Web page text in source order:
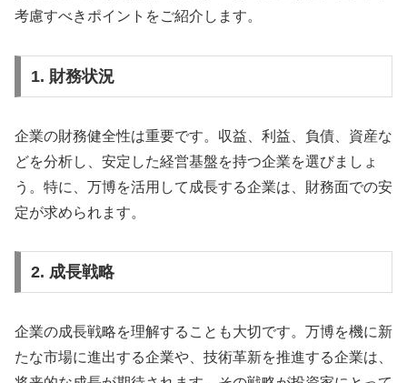
考慮すべきポイントをご紹介します。
1. 財務状況
企業の財務健全性は重要です。収益、利益、負債、資産な
どを分析し、安定した経営基盤を持つ企業を選びましょ
う。特に、万博を活用して成長する企業は、財務面での安
定が求められます。
2. 成長戦略
企業の成長戦略を理解することも大切です。万博を機に新
たな市場に進出する企業や、技術革新を推進する企業は、